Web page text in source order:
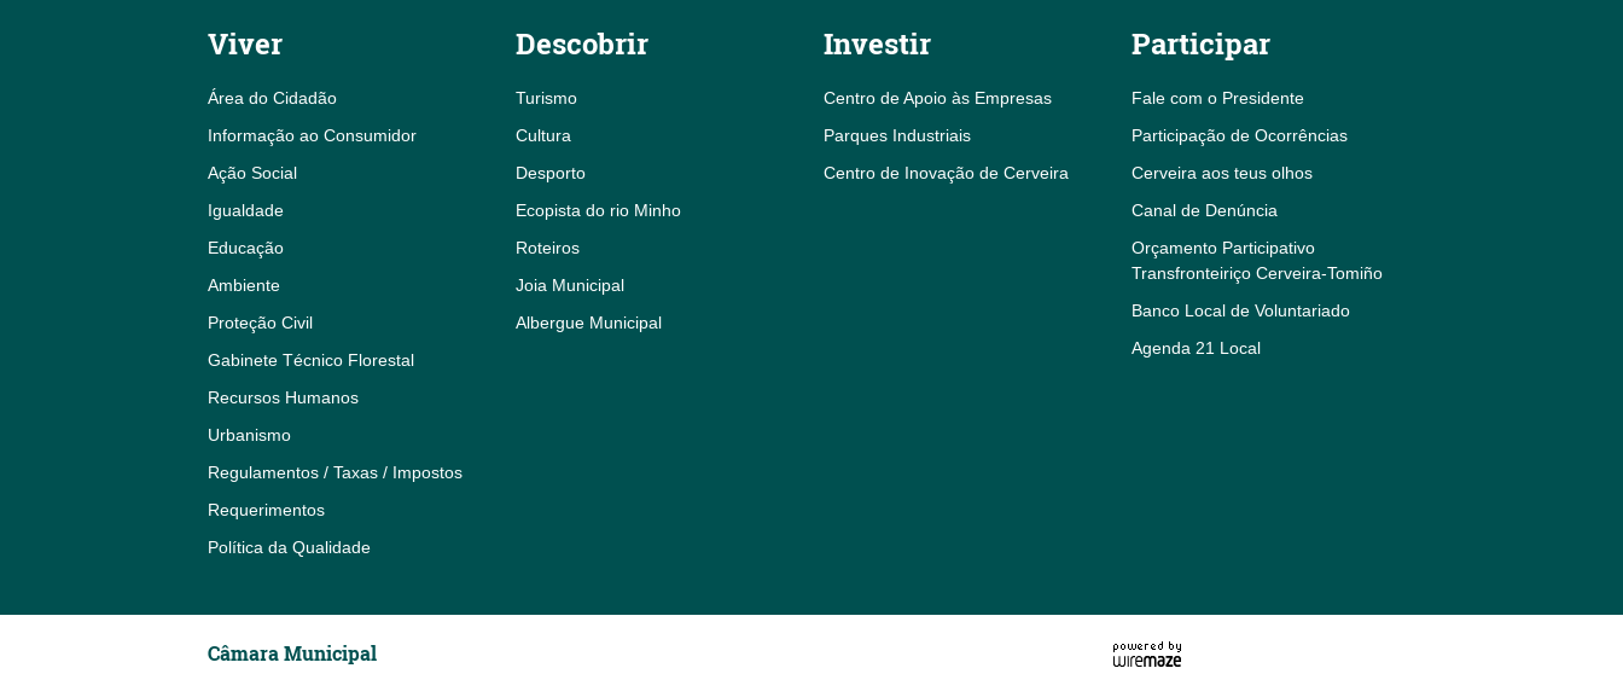
Viver
Área do Cidadão
Informação ao Consumidor
Ação Social
Igualdade
Educação
Ambiente
Proteção Civil
Gabinete Técnico Florestal
Recursos Humanos
Urbanismo
Regulamentos / Taxas / Impostos
Requerimentos
Política da Qualidade
Descobrir
Turismo
Cultura
Desporto
Ecopista do rio Minho
Roteiros
Joia Municipal
Albergue Municipal
Investir
Centro de Apoio às Empresas
Parques Industriais
Centro de Inovação de Cerveira
Participar
Fale com o Presidente
Participação de Ocorrências
Cerveira aos teus olhos
Canal de Denúncia
Orçamento Participativo
Transfronteiriço Cerveira-Tomiño
Banco Local de Voluntariado
Agenda 21 Local
Câmara Municipal